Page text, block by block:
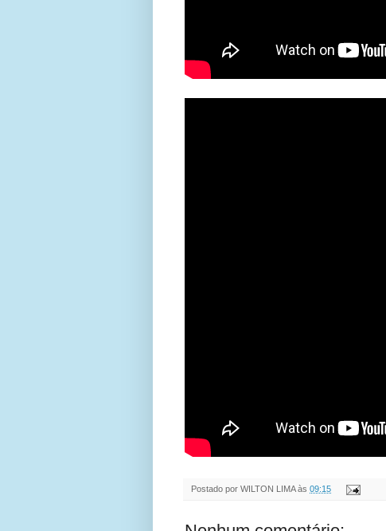
Postado por WILTON LIMA às 09:15